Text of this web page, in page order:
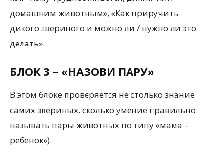
домашним животным», «Как приручить
дикого звериного и можно ли / нужно ли это
делать».
БЛОК 3 – «НАЗОВИ ПАРУ»
В этом блоке проверяется не столько знание
самих звериных, сколько умение правильно
называть пары животных по типу «мама –
ребенок»).